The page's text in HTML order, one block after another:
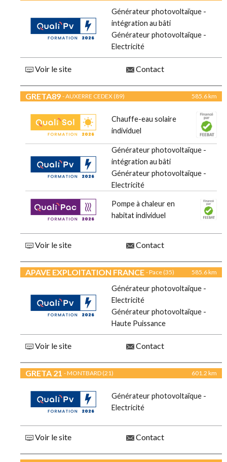
Générateur photovoltaïque -
intégration au bâti
Générateur photovoltaïque -
Electricité
Voir le site Contact
GRETA89 - AUXERRE CEDEX (89) 585.6 km
Chauffe-eau solaire
individuel
Générateur photovoltaïque -
intégration au bâti
Générateur photovoltaïque -
Electricité
Pompe à chaleur en
habitat individuel
Voir le site Contact
APAVE EXPLOITATION FRANCE - Pace (35) 585.6 km
Générateur photovoltaïque -
Electricité
Générateur photovoltaïque -
Haute Puissance
Voir le site Contact
GRETA 21 - MONTBARD (21) 601.2 km
Générateur photovoltaïque -
Electricité
Voir le site Contact